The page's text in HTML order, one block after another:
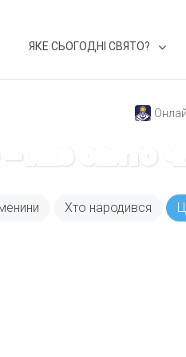
ЯКЕ СЬОГОДНІ СВЯТО?
– яке свято
Хто народився